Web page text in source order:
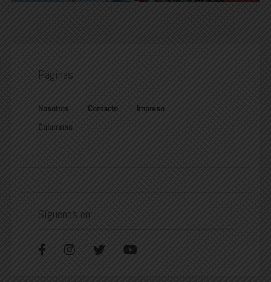
Páginas
Nosotros Contacto
Impreso
Columnas
Síguenos en: